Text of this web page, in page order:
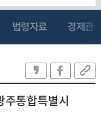
법령자료 경제관
주통합특별시